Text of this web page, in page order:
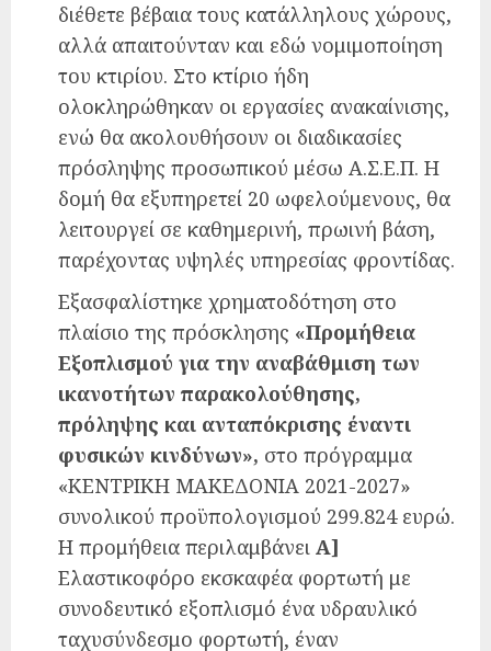
διέθετε βέβαια τους κατάλληλους χώρους,
αλλά απαιτούνταν και εδώ νομιμοποίηση
του κτιρίου. Στο κτίριο ήδη
ολοκληρώθηκαν οι εργασίες ανακαίνισης,
ενώ θα ακολουθήσουν οι διαδικασίες
πρόσληψης προσωπικού μέσω Α.Σ.Ε.Π. Η
δομή θα εξυπηρετεί 20 ωφελούμενους, θα
λειτουργεί σε καθημερινή, πρωινή βάση,
παρέχοντας υψηλές υπηρεσίας φροντίδας.
Εξασφαλίστηκε χρηματοδότηση στο
πλαίσιο της πρόσκλησης «Προμήθεια
Εξοπλισμού για την αναβάθμιση των
ικανοτήτων παρακολούθησης,
πρόληψης και ανταπόκρισης έναντι
φυσικών κινδύνων», στο πρόγραμμα
«ΚΕΝΤΡΙΚΗ ΜΑΚΕΔΟΝΙΑ 2021-2027»
συνολικού προϋπολογισμού 299.824 ευρώ.
Η προμήθεια περιλαμβάνει Α]
Ελαστικοφόρο εκσκαφέα φορτωτή με
συνοδευτικό εξοπλισμό ένα υδραυλικό
ταχυσύνδεσμο φορτωτή, έναν